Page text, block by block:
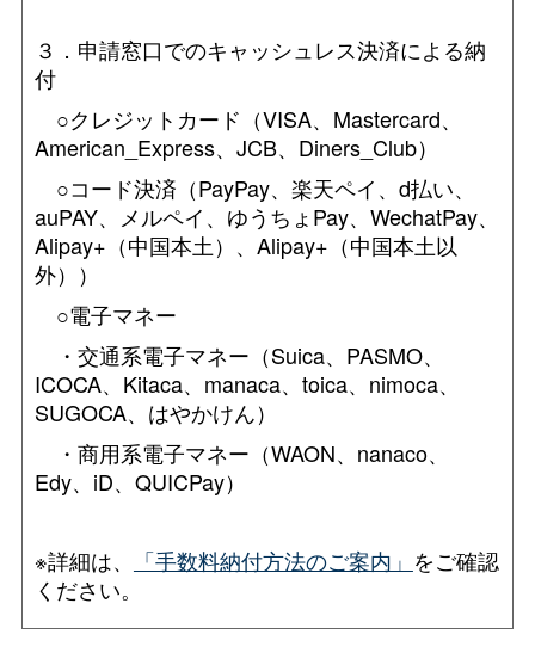
３．申請窓口でのキャッシュレス決済による納
付
○クレジットカード（VISA、Mastercard、
American_Express、JCB、Diners_Club）
○コード決済（PayPay、楽天ペイ、d払い、
auPAY、メルペイ、ゆうちょPay、WechatPay、
Alipay+（中国本土）、Alipay+（中国本土以
外））
○電子マネー
・交通系電子マネー（Suica、PASMO、
ICOCA、Kitaca、manaca、toica、nimoca、
SUGOCA、はやかけん）
・商用系電子マネー（WAON、nanaco、
Edy、iD、QUICPay）
※詳細は、 「手数料納付方法のご案内」 をご確認
ください。